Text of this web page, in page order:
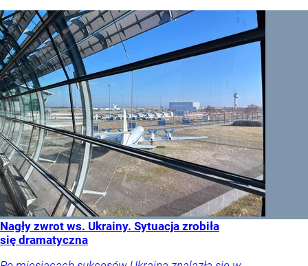
Nagły zwrot ws. Ukrainy. Sytuacja zrobiła
się dramatyczna